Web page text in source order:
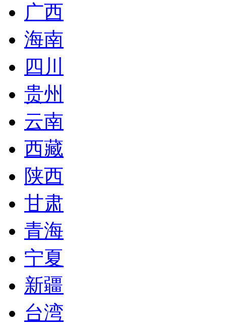
广西
海南
四川
贵州
云南
西藏
陕西
甘肃
青海
宁夏
新疆
台湾